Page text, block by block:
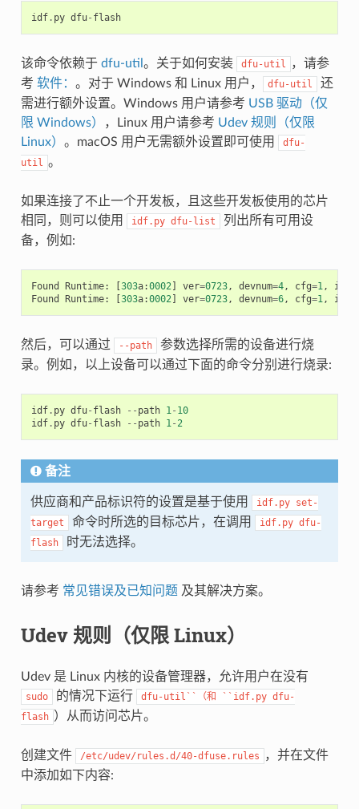
idf. py dfu- flash
该命令依赖于 dfu-util 。关于如何安装 dfu-util
，请参
考 软件： 。对于 Windows 和 Linux 用户， dfu-util
还
需进行额外设置。Windows 用户请参考 USB 驱动（仅
限 Windows）
，Linux 用户请参考 Udev 规则（仅限
Linux） 。macOS 用户无需额外设置即可使用
dfu-
util 。
如果连接了不止一个开发板，且这些开发板使用的芯片
相同，则可以使用
idf.py dfu-list
列出所有可用设
备，例如:
Found Runtime: [303a:0002] ver=0723, devnum=4, cfg=1, intf
Found
Runtime: [303a:0002] ver=0723, devnum=6, cfg=1, intf
然后，可以通过 --path
参数选择所需的设备进行烧
录。例如，以上设备可以通过下面的命令分别进行烧录:
idf. py dfu- flash -- path 1- 10
idf. py dfu- flash -- path 1-2
备注
供应商和产品标识符的设置是基于使用 idf.py set-
target
命令时所选的目标芯片，在调用 idf.py dfu-
flash
时无法选择。
请参考 常见错误及已知问题 及其解决方案。
Udev 规则（仅限 Linux）
Udev 是 Linux 内核的设备管理器，允许用户在没有
sudo 的情况下运行 dfu-util``（和 ``idf.py dfu-
flash ）从而访问芯片。
创建文件 /etc/udev/rules.d/40-dfuse.rules
，并在文件
中添加如下内容: